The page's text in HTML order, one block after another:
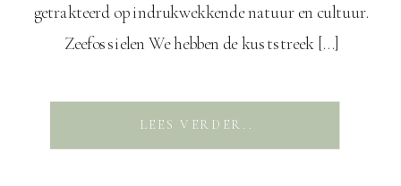
getrakteerd op indrukwekkende natuur en cultuur.
Zeefossielen We hebben de kuststreek […]
LEES VERDER..